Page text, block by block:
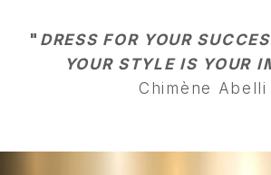
" DRESS FOR YOUR
YOUR STYLE IS YOUR
Chimène Abelli